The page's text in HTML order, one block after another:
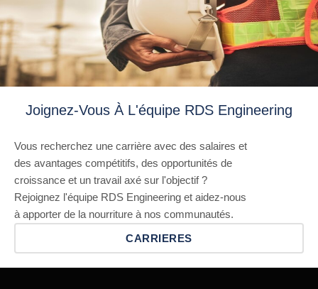
Joignez-Vous À L'équipe RDS Engineering
Vous recherchez une carrière avec des salaires et
des avantages compétitifs, des opportunités de
croissance et un travail axé sur l'objectif ?
Rejoignez l'équipe RDS Engineering et aidez-nous
à apporter de la nourriture à nos communautés.
CARRIERES